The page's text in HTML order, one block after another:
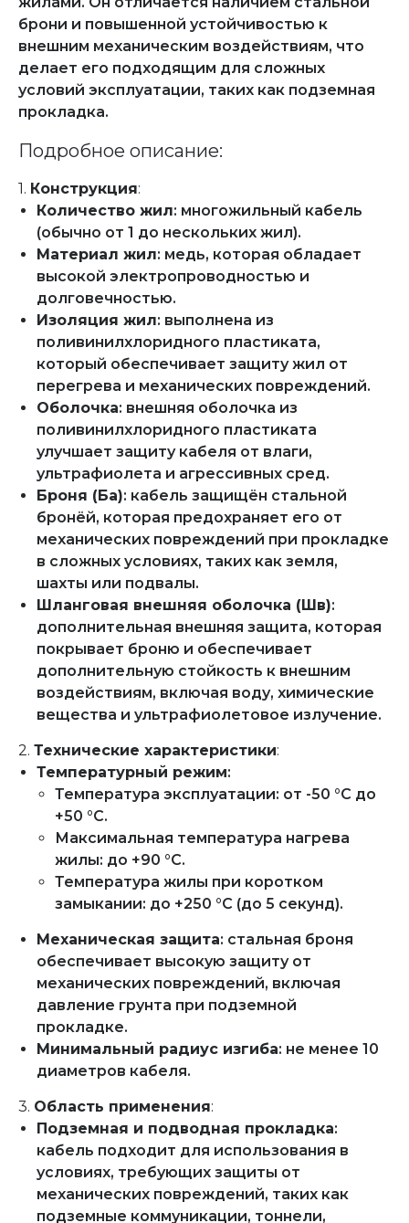
брони и повышенной устойчивостью к
внешним механическим воздействиям, что
делает его подходящим для сложных
условий эксплуатации, таких как подземная
прокладка.
Подробное описание:
1. Конструкция:
Количество жил: многожильный кабель
(обычно от 1 до нескольких жил).
Материал жил: медь, которая обладает
высокой электропроводностью и
долговечностью.
Изоляция жил: выполнена из
поливинилхлоридного пластиката,
который обеспечивает защиту жил от
перегрева и механических повреждений.
Оболочка: внешняя оболочка из
поливинилхлоридного пластиката
улучшает защиту кабеля от влаги,
ультрафиолета и агрессивных сред.
Броня (Ба): кабель защищён стальной
бронёй, которая предохраняет его от
механических повреждений при прокладке
в сложных условиях, таких как земля,
шахты или подвалы.
Шланговая внешняя оболочка (Шв):
дополнительная внешняя защита, которая
покрывает броню и обеспечивает
дополнительную стойкость к внешним
воздействиям, включая воду, химические
вещества и ультрафиолетовое излучение.
2. Технические характеристики:
Температурный режим:
Температура эксплуатации: от -50 °C до
+50 °C.
Максимальная температура нагрева
жилы: до +90 °C.
Температура жилы при коротком
замыкании: до +250 °C (до 5 секунд).
Механическая защита: стальная броня
обеспечивает высокую защиту от
механических повреждений, включая
давление грунта при подземной
прокладке.
Минимальный радиус изгиба: не менее 10
диаметров кабеля.
3. Область применения:
Подземная и подводная прокладка:
кабель подходит для использования в
условиях, требующих защиты от
механических повреждений, таких как
подземные коммуникации, тоннели,